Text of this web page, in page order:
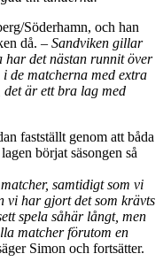
Söderhamn, och han
då. – Sandviken gillar
har det nästan runnit över
de matcherna med extra
det är ett bra lag med
fastställt genom att båda
börjat säsongen så
samtidigt som vi
vi har gjort det som krävts
spela såhär långt, men
matcher förutom en
Simon och fortsätter.